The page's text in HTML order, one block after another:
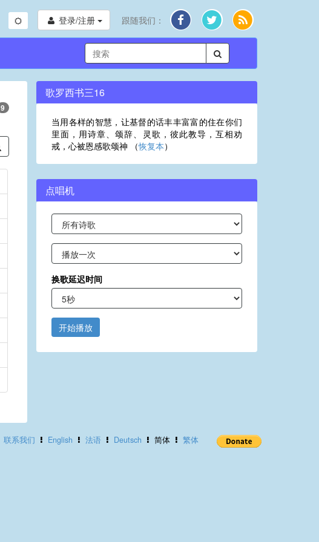
登录/注册 跟随我们：
9
歌罗西书三16
当用各样的智慧，让基督的话丰丰富富的住在你们
里面，用诗章、颂辞、灵歌，彼此教导，互相劝
戒，心被恩感歌颂神 （恢复本）
点唱机
换歌延迟时间
开始播放
联系我们 English 法语 Deutsch 简体 繁体